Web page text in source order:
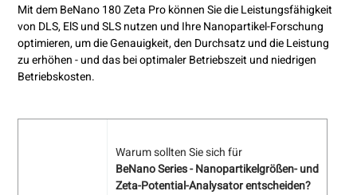
Mit dem BeNano 180 Zeta Pro können Sie die Leistungsfähigkeit
von DLS, ElS und SLS nutzen und Ihre Nanopartikel-Forschung
optimieren, um die Genauigkeit, den Durchsatz und die Leistung
zu erhöhen - und das bei optimaler Betriebszeit und niedrigen
Betriebskosten.
Warum sollten Sie sich für
BeNano Series - Nanopartikelgrößen- und
Zeta-Potential-Analysator entscheiden?